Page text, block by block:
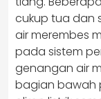
cukup tua dan
air merembes
pada sistem
genangan air
bagian bawah